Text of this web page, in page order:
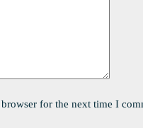
for the next time I